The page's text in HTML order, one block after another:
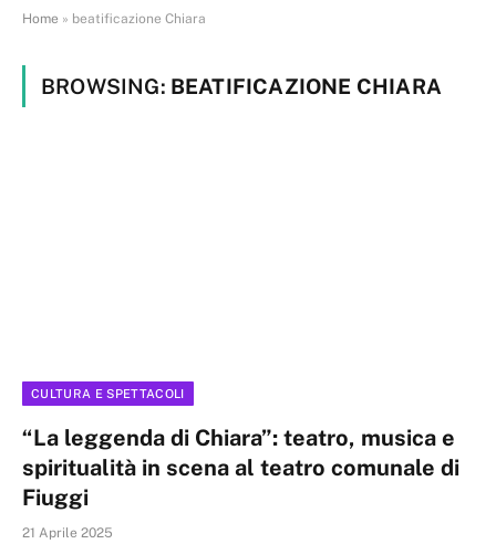
Home » beatificazione Chiara
BROWSING: BEATIFICAZIONE CHIARA
CULTURA E SPETTACOLI
“La leggenda di Chiara”: teatro, musica e
spiritualità in scena al teatro comunale di
Fiuggi
21 Aprile 2025